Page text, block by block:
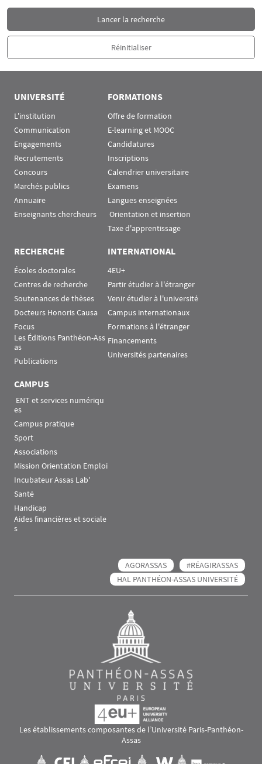
UNIVERSITÉ
L'institution
Communication
Engagements
Recrutements
Concours
Marchés publics
Annuaire
Enseignants chercheurs
FORMATIONS
Offre de formation
E-learning et MOOC
Candidatures
Inscriptions
Calendrier universitaire
Examens
Langues enseignées
Orientation et insertion
Taxe d'apprentissage
RECHERCHE
Écoles doctorales
Centres de recherche
Soutenances de thèses
Docteurs Honoris Causa
Focus
Les Éditions Panthéon-Ass
as
Publications
INTERNATIONAL
4EU+
Partir étudier à l'étranger
Venir étudier à l'université
Campus internationaux
Formations à l'étranger
Financements
Universités partenaires
CAMPUS
es
Campus pratique
Sport
Associations
Mission Orientation Emploi
Incubateur Assas Lab'
Santé
Handicap
Aides financières et sociale
s
AGORASSAS
#RÉAGIRASSAS
HAL PANTHÉON-ASSAS UNIVERSITÉ
Les établissements composantes de l’Université Paris-Panthéon-
Assas
Visuel svgVisuel svg Visuel svgVisuel svg